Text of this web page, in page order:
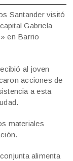
Santander visitó
Gabriela
en Barrio
al joven
acciones de
a esta
materiales
alimenta